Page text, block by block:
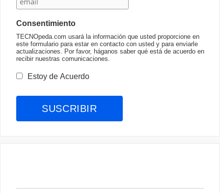
Consentimiento
TECNOpeda.com usará la información que usted proporcione en
este formulario para estar en contacto con usted y para enviarle
actualizaciones. Por favor, háganos saber qué está de acuerdo en
recibir nuestras comunicaciones.
Estoy de Acuerdo